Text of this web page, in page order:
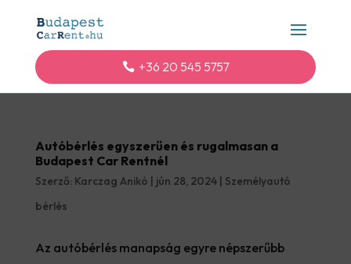
+36 20 545 5757
Autóbérlés egyszerűen és rugalmasan a
Budapest Car Rentnél
Szerző: Karczag Anikó | jún 28, 2024| Személyautó
bérlés
Az autóbérlés manapság egyre népszerűbb